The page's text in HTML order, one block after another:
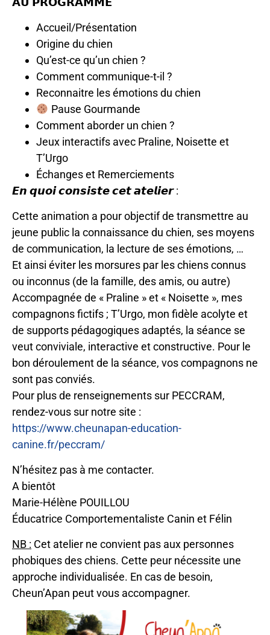
Accueil/Présentation
Origine du chien
Qu’est-ce qu’un chien ?
Comment communique-t-il ?
Reconnaitre les émotions du chien
Pause Gourmande
Comment aborder un chien ?
Jeux interactifs avec Praline, Noisette et
T’Urgo
Échanges et Remerciements
𝙀𝙣 𝙦𝙪𝙤𝙞 𝙘𝙤𝙣𝙨𝙞𝙨𝙩𝙚 𝙘𝙚𝙩 𝙖𝙩𝙚𝙡𝙞𝙚𝙧 :
Cette animation a pour objectif de transmettre au
jeune public la connaissance du chien, ses moyens
de communication, la lecture de ses émotions, …
Et ainsi éviter les morsures par les chiens connus
ou inconnus (de la famille, des amis, ou autre)
Accompagnée de « Praline » et « Noisette », mes
compagnons fictifs ; T’Urgo, mon fidèle acolyte et
de supports pédagogiques adaptés, la séance se
veut conviviale, interactive et constructive. Pour le
bon déroulement de la séance, vos compagnons ne
sont pas conviés.
Pour plus de renseignements sur PECCRAM,
rendez-vous sur notre site :
https://www.cheunapan-education-
canine.fr/peccram/
N’hésitez pas à me contacter.
A bientôt
Marie-Hélène POUILLOU
Éducatrice Comportementaliste Canin et Félin
NB : Cet atelier ne convient pas aux personnes
phobiques des chiens. Cette peur nécessite une
approche individualisée. En cas de besoin,
Cheun’Apan peut vous accompagner.